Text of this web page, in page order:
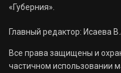
«Губерния».
Главный редактор: Исаева
Все права защищены и
частичном использовании